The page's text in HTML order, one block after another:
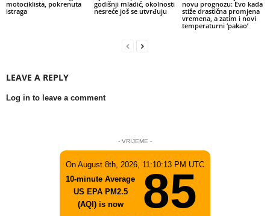
motociklista, pokrenuta
istraga
godišnji mladić, okolnosti
nesreće još se utvrđuju
novu prognozu: Evo kada
stiže drastična promjena
vremena, a zatim i novi
temperaturni ‘pakao’
LEAVE A REPLY
Log in to leave a comment
- VRIJEME -
On August 8th, 2026, 11:10:13 PM UTC
10-minute Average
US EPA PM2.5
(AQI) is now
85